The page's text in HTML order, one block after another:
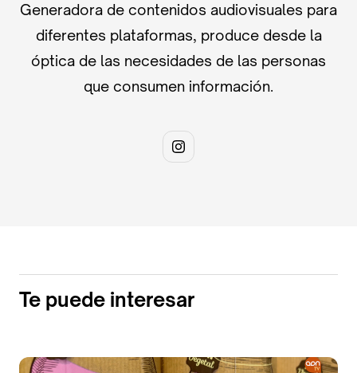
Generadora de contenidos audiovisuales para
diferentes plataformas, produce desde la
óptica de las necesidades de las personas
que consumen información.
Te puede interesar